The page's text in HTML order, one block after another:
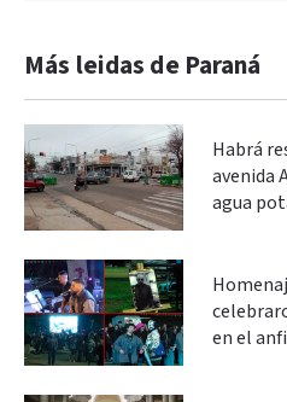
Más leidas de Paraná
Habrá
avenida
agua
en el